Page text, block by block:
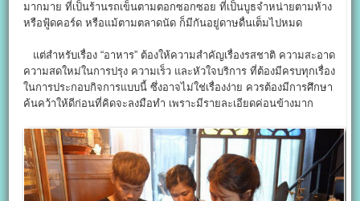
มากมาย ที่เป็นร้านรถเข็นตามตอกซอกซอย ที่เป็นบูธจำหน่ายตามห้าง
หรือฟู้ดคอร์ด หรือแม้ตามตลาดนัด ก็มีกันอยู่ดาษดื่นเต็มไปหมด
แต่สำหรับเรื่อง “อาหาร” ต้องให้ความสำคัญเรื่องรสชาติ ความสะอาด
ความสดใหม่ในการปรุง ความเร็ว และหัวใจบริการ ที่ต้องมีครบทุกเรื่อง
ในการประกอบกิจการแบบนี้ ซึ่งอาจไม่ใช่เรื่องง่าย ควรต้องมีการศึกษา
ค้นคว้าให้ดีก่อนที่คิดจะลงมือทำ เพราะมีรายละเอียดค่อนข้างมาก